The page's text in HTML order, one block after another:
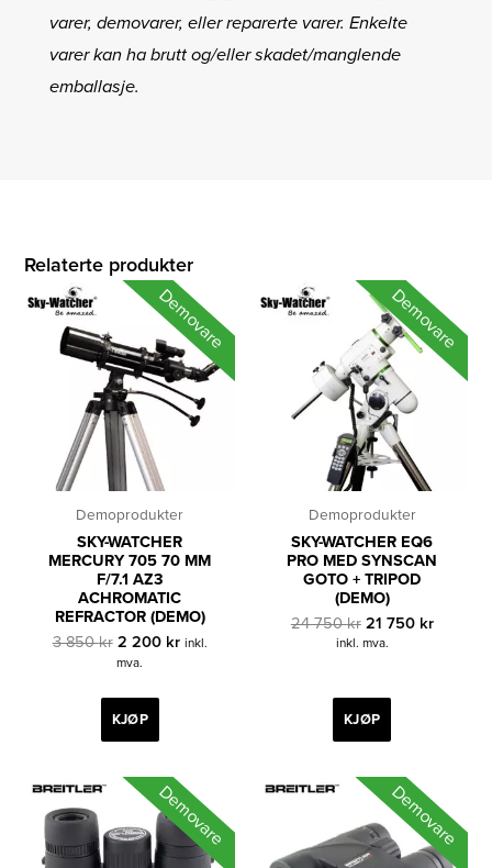
varer, demovarer, eller reparerte varer. Enkelte
varer kan ha brutt og/eller skadet/manglende
emballasje.
Relaterte produkter
Demovare
Demoprodukter
SKY-WATCHER
MERCURY 705 70 MM
F/7.1 AZ3
ACHROMATIC
REFRACTOR (DEMO)
3 850kr Opprinnelig
pris
3
850 kr.
2 200 krNåværende
inkl.
mva.
KJØP
Demovare
Demoprodukter
SKY-WATCHER EQ6
PRO MED SYNSCAN
GOTO + TRIPOD
(DEMO)
24 750kr Opprinnelig
pris
750 kr.
21 750 kr
inkl. mva.
KJØP
Demovare Demovare